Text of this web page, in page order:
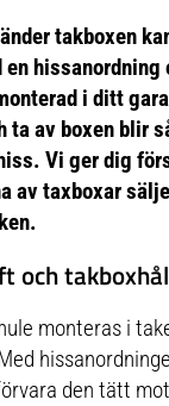
takboxen
en hissanordning
i ditt
ta av boxen blir
Vi ger dig
av taxboxar
och
monteras i
den tätt